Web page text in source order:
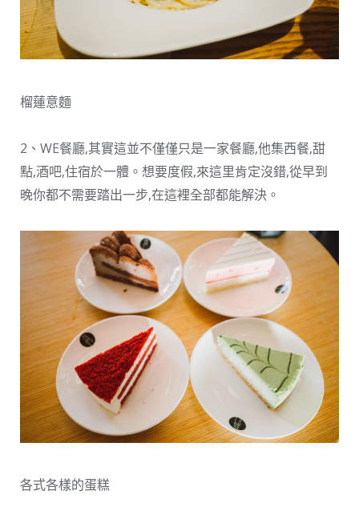
榴蓮意麵
2、WE餐廳,其實這並不僅僅只是一家餐廳,他集西餐,甜
點,酒吧,住宿於一體。想要度假,來這里肯定沒錯,從早到
晚你都不需要踏出一步,在這裡全部都能解決。
各式各樣的蛋糕